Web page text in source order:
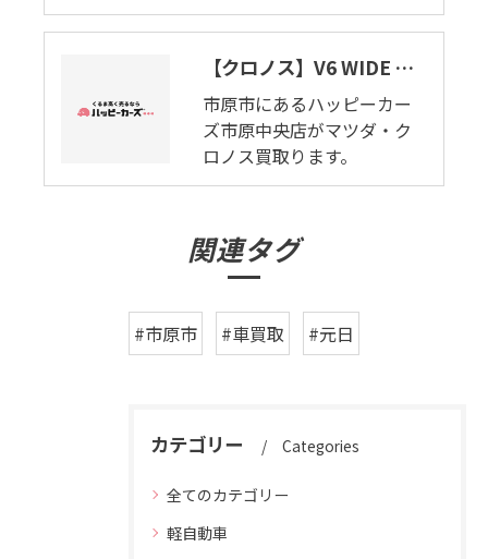
【クロノス】V6 WIDE & COMFORT。市原市でマツダ・クロノス査定致します。
市原市にあるハッピーカー
ズ市原中央店がマツダ・ク
ロノス買取ります。
関連タグ
#市原市 #車買取 #元日
カテゴリー Categories
全てのカテゴリー
軽自動車